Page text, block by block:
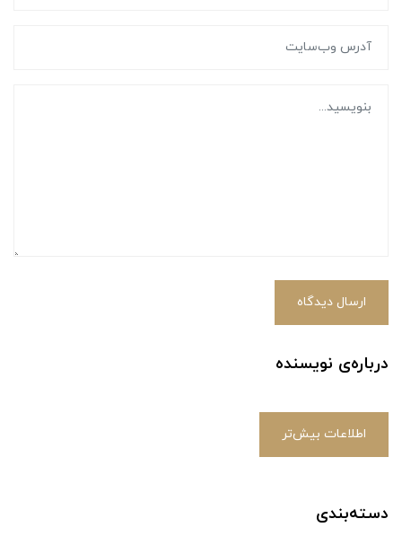
ارسال دیدگاه
درباره‌ی نویسنده
اطلاعات بیش‌تر
دسته‌بندی